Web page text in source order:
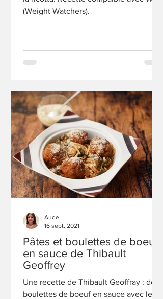
(Weight Watchers).
Pâtes et boulettes de boeuf
en sauce de Thibault
Geoffrey
Une recette de Thibault Geoffray : des
boulettes de boeuf en sauce avec leurs
Aude
16 sept. 2021